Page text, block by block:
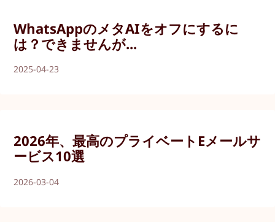
WhatsAppのメタAIをオフにするに
は？できませんが...
2025-04-23
2026年、最高のプライベートEメールサ
ービス10選
2026-03-04